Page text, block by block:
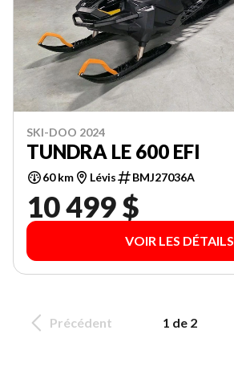
SKI-DOO 2024
TUNDRA LE 600 EFI
60 km Lévis BMJ27036A
10 499 $
VOIR LES DÉTAILS
Précédent 1 de 2